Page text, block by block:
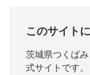
このサイト
茨城県つくば
式サイトです